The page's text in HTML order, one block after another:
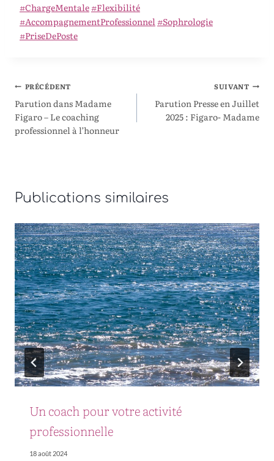
#ChargeMentale#Flexibilité
#AccompagnementProfessionnel #Sophrologie
#PriseDePoste
PRÉCÉDENT
Parution dans Madame
Figaro – Le coaching
professionnel à l’honneur
SUIVANT
Parution Presse en Juillet
2025 : Figaro- Madame
Publications similaires
Un coach pour votre activité
professionnelle
18 août 2024